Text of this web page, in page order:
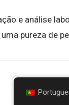
e análise
pureza de